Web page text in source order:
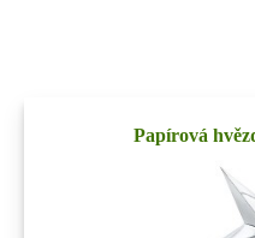
Papírová